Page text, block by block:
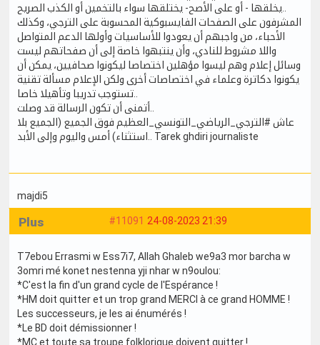
المشرفون على الصفحات الفايسبوكية المحسوبة على الترجي، وكذلك
الأحباء، من واجبهم أن يعودوا للأساسيات وأولها الدعم المتواصل
واللا مشروط للنادي، وأن ينتبهوا خاصة إلى أن صفحاتهم ليست
وسائل إعلام وهم ليسوا مؤهلين اختصاصا ليكونوا صحافيين، يمكن أن
يكونوا دكاترة وعلماء في اختصاصات أخرى ولكن الإعلام مسألة تقنية
عاش #الترجي_الرياضي_التونسي_العظيم فوق الجميع (الجميع بلا
استثناء) أمس واليوم وإلى الأبد.. Tarek ghdiri journaliste
majdi5
#11091 24-08-2023 21:39
Plus
T7ebou Errasmi w Ess7i7, Allah Ghaleb we9a3 mor barcha w
3omri mé konet nestenna yji nhar w n9oulou:
*C'est la fin d'un grand cycle de l'Espérance !
*HM doit quitter et un trop grand MERCI à ce grand HOMME !
Les successeurs, je les ai énumérés !
*Le BD doit démissionner !
*MC et toute sa troupe folklorique doivent quitter !